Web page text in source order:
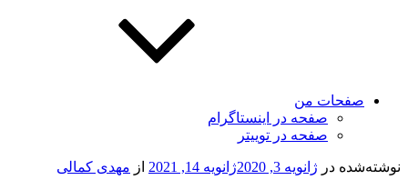
صفحات من
صفحه در اینستاگرام
صفحه در توییتر
نوشته‌شده در ژانویه 3, 2020 ژانویه 14, 2021 از مهدی کمالی